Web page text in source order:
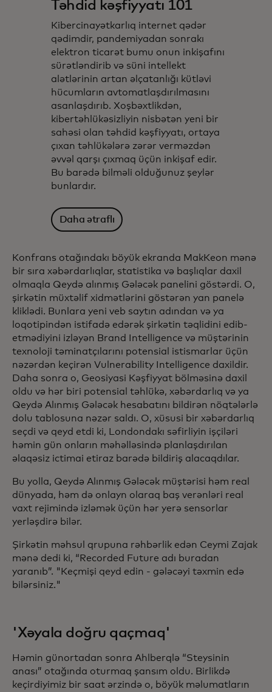
Təhdid kəşfiyyatı 101
Kibercinayətkarlıq internet qədər
qədimdir, pandemiyadan sonrakı
elektron ticarət bumu onun inkişafını
sürətləndirib və süni intellekt
alətlərinin artan əlçatanlığı kütləvi
hücumların avtomatlaşdırılmasını
asanlaşdırıb. Xoşbəxtlikdən,
kibertəhlükəsizliyin nisbətən yeni bir
sahəsi olan təhdid kəşfiyyatı, ortaya
çıxan təhlükələrə zərər verməzdən
əvvəl qarşı çıxmaq üçün inkişaf edir.
Bu barədə bilməli olduğunuz şeylər
bunlardır.
Daha ətraflı
Konfrans otağındakı böyük ekranda MakKeon mənə
bir sıra xəbərdarlıqlar, statistika və başlıqlar daxil
olmaqla Qeydə alınmış Gələcək panelini göstərdi. O,
şirkətin müxtəlif xidmətlərini göstərən yan panelə
kliklədi. Bunlara yeni veb saytın adından və ya
loqotipindən istifadə edərək şirkətin təqlidini edib-
etmədiyini izləyən Brand Intelligence və müştərinin
texnoloji təminatçılarını potensial istismarlar üçün
nəzərdən keçirən Vulnerability Intelligence daxildir.
Daha sonra o, Geosiyasi Kəşfiyyat bölməsinə daxil
oldu və hər biri potensial təhlükə, xəbərdarlıq və ya
Qeydə Alınmış Gələcək hesabatını bildirən nöqtələrlə
dolu tablosuna nəzər saldı. O, xüsusi bir xəbərdarlıq
seçdi və qeyd etdi ki, Londondakı səfirliyin işçiləri
həmin gün onların məhəlləsində planlaşdırılan
əlaqəsiz ictimai etiraz barədə bildiriş alacaqdılar.
Bu yolla, Qeydə Alınmış Gələcək müştərisi həm real
dünyada, həm də onlayn olaraq baş verənləri real
vaxt rejimində izləmək üçün hər yerə sensorlar
yerləşdirə bilər.
Şirkətin məhsul qrupuna rəhbərlik edən Ceymi Zajak
mənə dedi ki, “Recorded Future adı buradan
yaranıb”. "Keçmişi qeyd edin - gələcəyi təxmin edə
bilərsiniz."
'Xəyala doğru qaçmaq'
Həmin günortadan sonra Ahlberqlə “Steysinin
anası” otağında oturmaq şansım oldu. Birlikdə
keçirdiyimiz bir saat ərzində o, böyük məlumatların